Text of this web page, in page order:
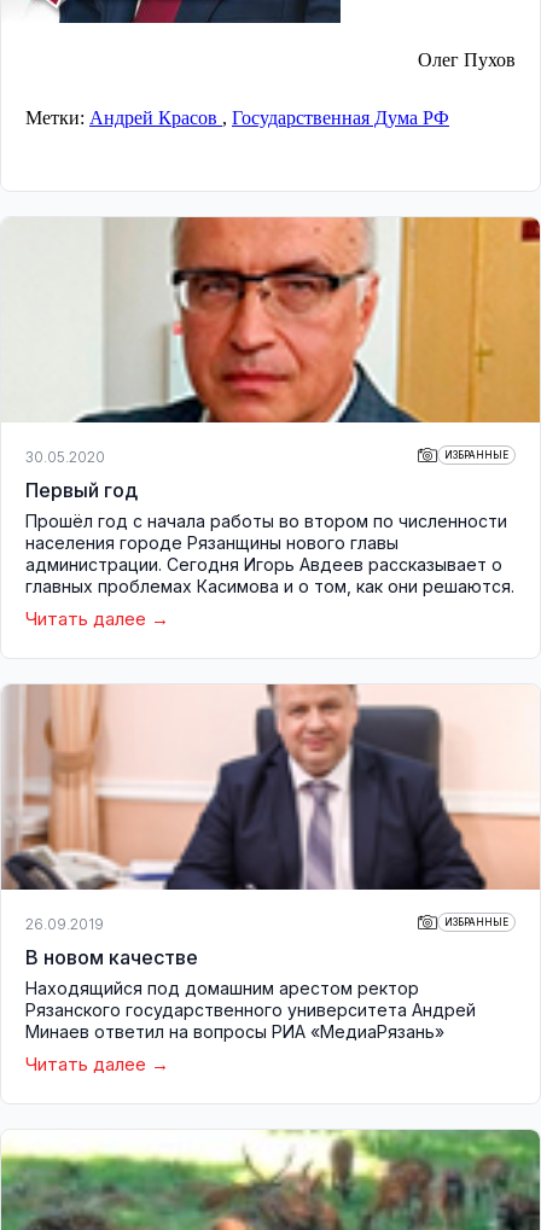
Олег Пухов
Метки: Андрей Красов , Государственная Дума РФ
30.05.2020 ИЗБРАННЫЕ
Первый год
Прошёл год с начала работы во втором по численности
населения городе Рязанщины нового главы
администрации. Сегодня Игорь Авдеев рассказывает о
главных проблемах Касимова и о том, как они решаются.
Читать далее
26.09.2019 ИЗБРАННЫЕ
В новом качестве
Находящийся под домашним арестом ректор
Рязанского государственного университета Андрей
Минаев ответил на вопросы РИА «МедиаРязань»
Читать далее